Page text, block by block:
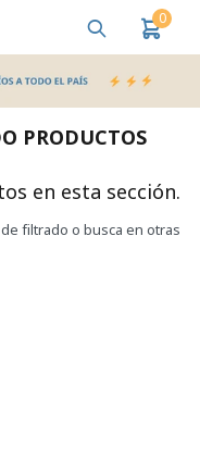
0
PRODUCTOS
en esta sección.
filtrado o busca en otras
MI CUENTA
Salud